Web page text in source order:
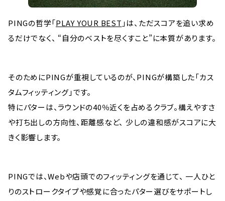
PINGの哲学「PLAY YOUR BEST 」は、ただスコアを追い求め
るだけでなく、 “自分のベストを尽くすこと”に本質があります。
そのためにPINGが重視しているのが、PINGが構築した「カス
タムフィッティング」です。
特にパターは、ラウンドの40％近くを占めるクラブ。構えやすさ
や打ち出しの方向性、距離感など、 少しの違和感がスコアに大
きく影響します。
PINGでは、Webや店頭でのフィッティングを通じて、 一人ひと
りのストロークタイプや感覚に合ったパター選びをサポートし